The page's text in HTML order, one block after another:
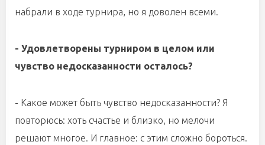
набрали в ходе турнира, но я доволен всеми.
- Удовлетворены турниром в целом или
чувство недосказанности осталось?
- Какое может быть чувство недосказанности? Я
повторюсь: хоть счастье и близко, но мелочи
решают многое. И главное: с этим сложно бороться.